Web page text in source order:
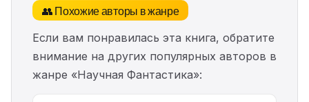
👥 Похожие авторы в жанре
Если вам понравилась эта книга, обратите
внимание на других популярных авторов в
жанре «Научная Фантастика»: